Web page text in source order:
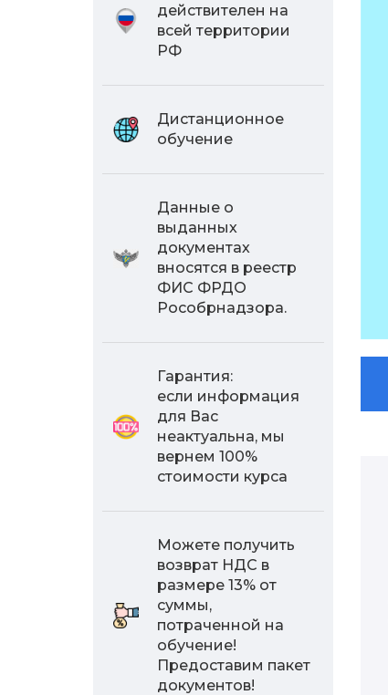
действителен на
всей территории
РФ
Дистанционное
обучение
Данные о
выданных
документах
вносятся в реестр
ФИС ФРДО
Рособрнадзора.
Гарантия:
если информация
для Вас
неактуальна, мы
вернем 100%
стоимости курса
Можете получить
возврат НДС в
размере 13% от
суммы,
потраченной на
обучение!
Предоставим пакет
документов!